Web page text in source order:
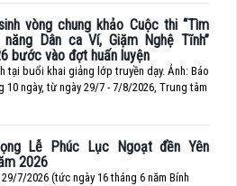
vòng chung khảo Cuộc thi “Tìm
Dân ca Ví, Giặm Nghệ Tĩnh”
bước vào đợt huấn luyện
tại buổi khai giảng lớp truyền dạy. Ảnh: Báo
ngày, từ ngày 29/7 - 7/8/2026, Trung tâm
Lễ Phúc Lục Ngoạt đền Yên
2026
7/2026 (tức ngày 16 tháng 6 năm Bính